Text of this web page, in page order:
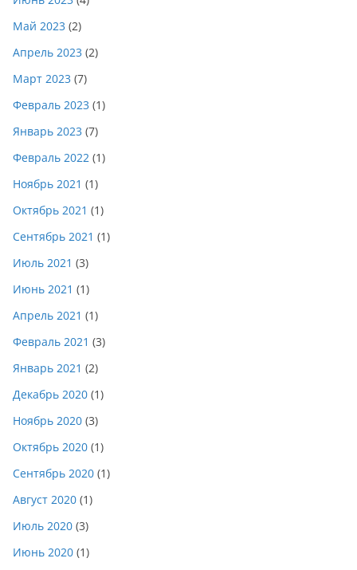
Май 2023 (2)
Апрель 2023 (2)
Март 2023 (7)
Февраль 2023 (1)
Январь 2023 (7)
Февраль 2022 (1)
Ноябрь 2021 (1)
Октябрь 2021 (1)
Сентябрь 2021 (1)
Июль 2021 (3)
Июнь 2021 (1)
Апрель 2021 (1)
Февраль 2021 (3)
Январь 2021 (2)
Декабрь 2020 (1)
Ноябрь 2020 (3)
Октябрь 2020 (1)
Сентябрь 2020 (1)
Август 2020 (1)
Июль 2020 (3)
Июнь 2020 (1)